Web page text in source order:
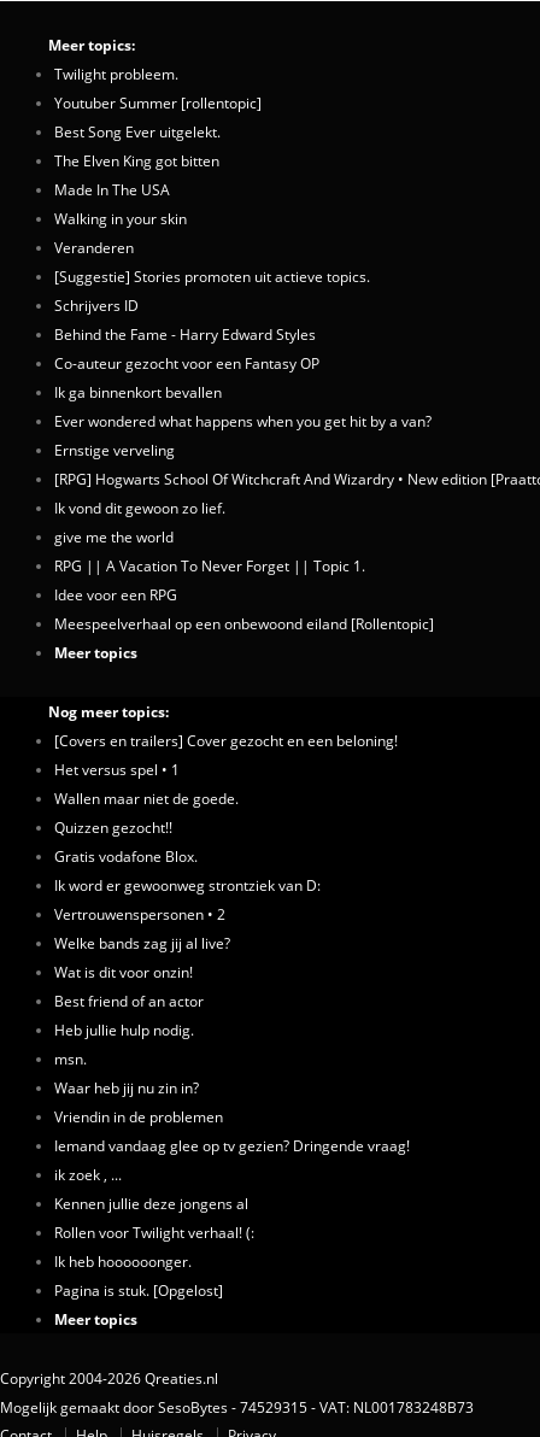
Meer topics:
Twilight probleem.
Youtuber Summer [rollentopic]
Best Song Ever uitgelekt.
The Elven King got bitten
Made In The USA
Walking in your skin
Veranderen
[Suggestie] Stories promoten uit actieve topics.
Schrijvers ID
Behind the Fame - Harry Edward Styles
Co-auteur gezocht voor een Fantasy OP
Ik ga binnenkort bevallen
Ever wondered what happens when you get hit by a van?
Ernstige verveling
[RPG] Hogwarts School Of Witchcraft And Wizardry • New edition
Ik vond dit gewoon zo lief.
give me the world
RPG || A Vacation To Never Forget || Topic 1.
Idee voor een RPG
Meespeelverhaal op een onbewoond eiland [Rollentopic]
Meer topics
Nog meer topics:
[Covers en trailers] Cover gezocht en een beloning!
Het versus spel • 1
Wallen maar niet de goede.
Quizzen gezocht!!
Gratis vodafone Blox.
Ik word er gewoonweg strontziek van D:
Vertrouwenspersonen • 2
Welke bands zag jij al live?
Wat is dit voor onzin!
Best friend of an actor
Heb jullie hulp nodig.
msn.
Waar heb jij nu zin in?
Vriendin in de problemen
Iemand vandaag glee op tv gezien? Dringende vraag!
ik zoek , ...
Kennen jullie deze jongens al
Rollen voor Twilight verhaal! (:
Ik heb hoooooonger.
Pagina is stuk. [Opgelost]
Meer topics
Copyright 2004-2026 Qreaties.nl
Mogelijk gemaakt door SesoBytes - 74529315 - VAT: NL001783248B73